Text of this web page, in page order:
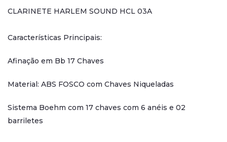
CLARINETE HARLEM SOUND HCL 03A
Características Principais:
Afinação em Bb 17 Chaves
Material: ABS FOSCO com Chaves Niqueladas
Sistema Boehm com 17 chaves com 6 anéis e 02
barriletes